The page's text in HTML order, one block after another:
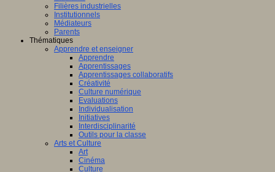
Filières industrielles
Institutionnels
Médiateurs
Parents
Thématiques
Apprendre et enseigner
Apprendre
Apprentissages
Apprentissages collaboratifs
Créativité
Culture numérique
Evaluations
Individualisation
Initiatives
Interdisciplinarité
Outils pour la classe
Arts et Culture
Art
Cinéma
Culture